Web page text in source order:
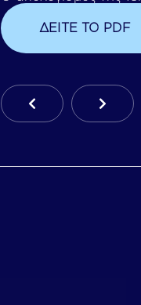
ΔΕΙΤΕ ΤΟ PDF
Προηγούμενο